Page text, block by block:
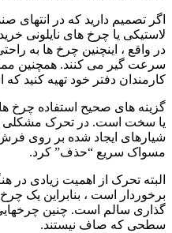
اگر تصمیم دارید که در انتهای
لاستیکی یا چرخ های نایلونی
در واقع ، اینچنین چرخ ها به
سرعت گیر می کنند. همچنین
کارمندان دفتر خود تهیه کنید که
گزینه های صحیح استفاده چرخ
یا سخت است. در تحرک مشکلی
شیارهای ایجاد شده بر روی
مسواک سریع “حذف” کرد.
البته تحرک از اهمیت زیادی در
برخوردار است ، بنابراین یک
گذاری سالم است. چنین
سطحی که صاف نیستند.